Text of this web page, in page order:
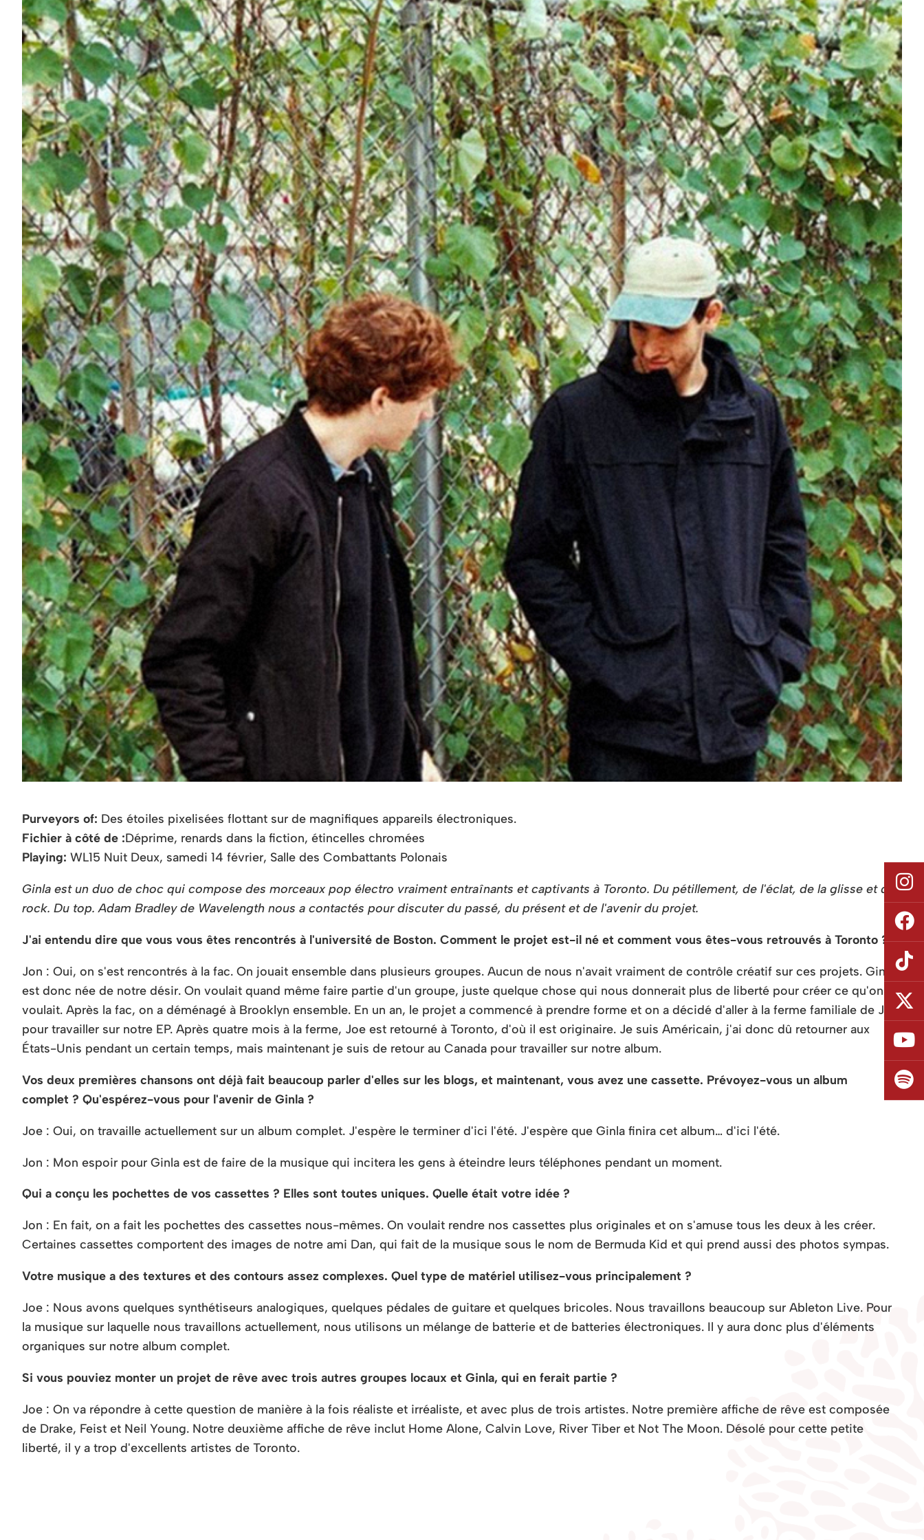
Purveyors of: Des étoiles pixelisées flottant sur de magnifiques appareils électroniques.
Fichier à côté de :Déprime, renards dans la fiction, étincelles chromées
Playing: WL15 Nuit Deux, samedi 14 février, Salle des Combattants Polonais
Ginla est un duo de choc qui compose des morceaux pop électro vraiment entraînants et captivants à Toronto. Du pétillement, de l'éclat, de la glisse et du
rock. Du top. Adam Bradley de Wavelength nous a contactés pour discuter du passé, du présent et de l'avenir du projet.
J'ai entendu dire que vous vous êtes rencontrés à l'université de Boston. Comment le projet est-il né et comment vous êtes-vous retrouvés à Toronto ?
Jon : Oui, on s'est rencontrés à la fac. On jouait ensemble dans plusieurs groupes. Aucun de nous n'avait vraiment de contrôle créatif sur ces projets. Ginla
est donc née de notre désir. On voulait quand même faire partie d'un groupe, juste quelque chose qui nous donnerait plus de liberté pour créer ce qu'on
voulait. Après la fac, on a déménagé à Brooklyn ensemble. En un an, le projet a commencé à prendre forme et on a décidé d'aller à la ferme familiale de Joe
pour travailler sur notre EP. Après quatre mois à la ferme, Joe est retourné à Toronto, d'où il est originaire. Je suis Américain, j'ai donc dû retourner aux
États-Unis pendant un certain temps, mais maintenant je suis de retour au Canada pour travailler sur notre album.
Vos deux premières chansons ont déjà fait beaucoup parler d'elles sur les blogs, et maintenant, vous avez une cassette. Prévoyez-vous un album
complet ? Qu'espérez-vous pour l'avenir de Ginla ?
Joe : Oui, on travaille actuellement sur un album complet. J'espère le terminer d'ici l'été. J'espère que Ginla finira cet album… d'ici l'été.
Jon : Mon espoir pour Ginla est de faire de la musique qui incitera les gens à éteindre leurs téléphones pendant un moment.
Qui a conçu les pochettes de vos cassettes ? Elles sont toutes uniques. Quelle était votre idée ?
Jon : En fait, on a fait les pochettes des cassettes nous-mêmes. On voulait rendre nos cassettes plus originales et on s'amuse tous les deux à les créer.
Certaines cassettes comportent des images de notre ami Dan, qui fait de la musique sous le nom de Bermuda Kid et qui prend aussi des photos sympas.
Votre musique a des textures et des contours assez complexes. Quel type de matériel utilisez-vous principalement ?
Joe : Nous avons quelques synthétiseurs analogiques, quelques pédales de guitare et quelques bricoles. Nous travaillons beaucoup sur Ableton Live. Pour
la musique sur laquelle nous travaillons actuellement, nous utilisons un mélange de batterie et de batteries électroniques. Il y aura donc plus d'éléments
organiques sur notre album complet.
Si vous pouviez monter un projet de rêve avec trois autres groupes locaux et Ginla, qui en ferait partie ?
Joe : On va répondre à cette question de manière à la fois réaliste et irréaliste, et avec plus de trois artistes. Notre première affiche de rêve est composée
de Drake, Feist et Neil Young. Notre deuxième affiche de rêve inclut Home Alone, Calvin Love, River Tiber et Not The Moon. Désolé pour cette petite
liberté, il y a trop d'excellents artistes de Toronto.